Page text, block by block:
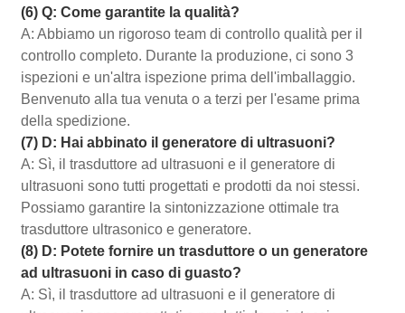
(6) Q: Come garantite la qualità?
A: Abbiamo un rigoroso team di controllo qualità per il
controllo completo. Durante la produzione, ci sono 3
ispezioni e un'altra ispezione prima dell'imballaggio.
Benvenuto alla tua venuta o a terzi per l'esame prima
della spedizione.
(7) D: Hai abbinato il generatore di ultrasuoni?
A: Sì, il trasduttore ad ultrasuoni e il generatore di
ultrasuoni sono tutti progettati e prodotti da noi stessi.
Possiamo garantire la sintonizzazione ottimale tra
trasduttore ultrasonico e generatore.
(8) D: Potete fornire un trasduttore o un generatore
ad ultrasuoni in caso di guasto?
A: Sì, il trasduttore ad ultrasuoni e il generatore di